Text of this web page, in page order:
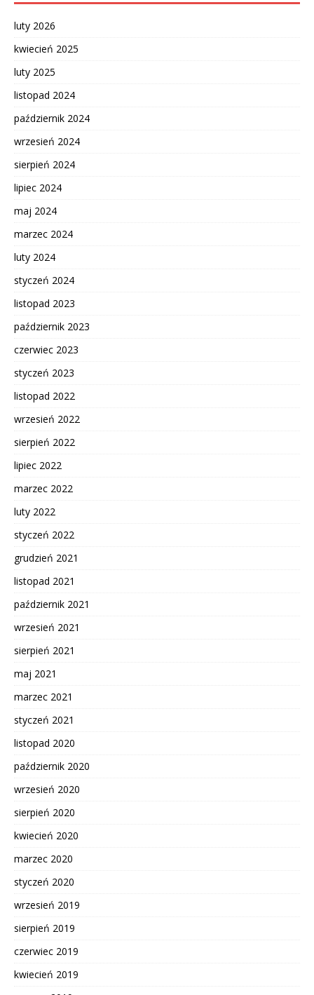
luty 2026
kwiecień 2025
luty 2025
listopad 2024
październik 2024
wrzesień 2024
sierpień 2024
lipiec 2024
maj 2024
marzec 2024
luty 2024
styczeń 2024
listopad 2023
październik 2023
czerwiec 2023
styczeń 2023
listopad 2022
wrzesień 2022
sierpień 2022
lipiec 2022
marzec 2022
luty 2022
styczeń 2022
grudzień 2021
listopad 2021
październik 2021
wrzesień 2021
sierpień 2021
maj 2021
marzec 2021
styczeń 2021
listopad 2020
październik 2020
wrzesień 2020
sierpień 2020
kwiecień 2020
marzec 2020
styczeń 2020
wrzesień 2019
sierpień 2019
czerwiec 2019
kwiecień 2019